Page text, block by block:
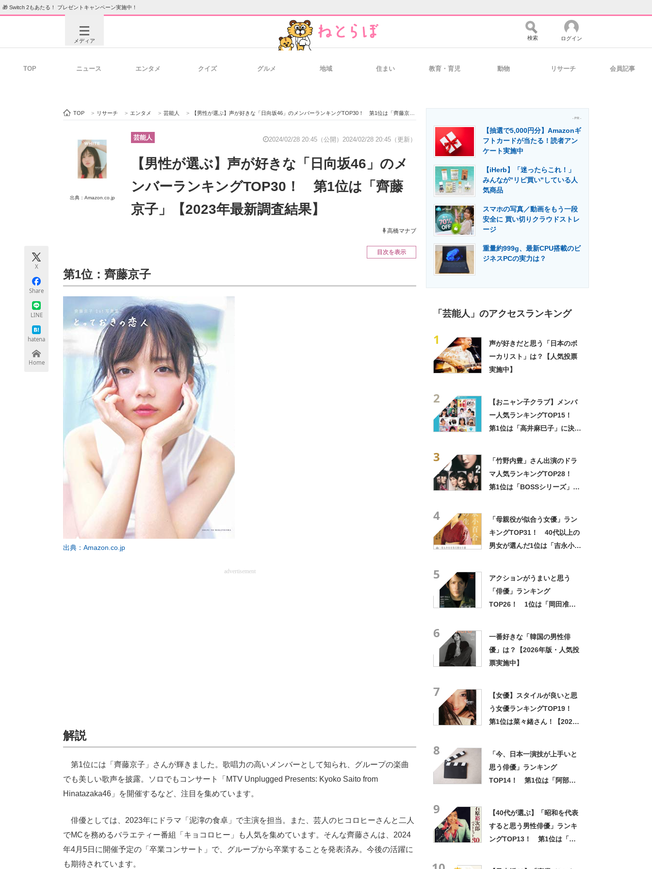
🎁 Switch 2もあたる！ プレゼントキャンペーン実施中！
メディア
ビジネスと働き方のヒント 経営リーダーのコミュニティ マーケ×ITの今がよく分かる
ITエンジニア向け専門サイト 製造業のIT導入・活用を支援
エネルギーの専門メディア 建設×テクノロジーの最前線
ちょっと気になるネットの話題
検索 ログイン
TOP ニュース エンタメ クイズ グルメ 地域 住まい 教育・育児 動物 リサーチ 会員記事
TOP > リサーチ > エンタメ > 芸能人 > 【男性が選ぶ】声が好きな「日向坂46」のメンバーランキングTOP30！ 第1位は「齊藤京子」【2023年最新調査結果】
出典：Amazon.co.jp
芸能人 2024/02/28 20:45（公開） 2024/02/28 20:45（更新）
【男性が選ぶ】声が好きな「日向坂46」のメ
ンバーランキングTOP30！ 第1位は「齊藤
京子」【2023年最新調査結果】
高橋マナブ
X
Share
LINE
hatena
Home
目次を表示
第1位：齊藤京子
出典：Amazon.co.jp
advertisement
解説
第1位には「齊藤京子」さんが輝きました。歌唱力の高いメンバーとして知られ、グループの楽曲
でも美しい歌声を披露。ソロでもコンサート「MTV Unplugged Presents: Kyoko Saito from
Hinatazaka46」を開催するなど、注目を集めています。
俳優としては、2023年にドラマ「泥濘の食卓」で主演を担当。また、芸人のヒコロヒーさんと二人
でMCを務めるバラエティー番組「キョコロヒー」も人気を集めています。そんな齊藤さんは、2024
年4月5日に開催予定の「卒業コンサート」で、グループから卒業することを発表済み。今後の活躍に
も期待されています。
- PR -
【抽選で5,000円分】Amazonギ
フトカードが当たる！読者アン
ケート実施中
【iHerb】「迷ったらこれ！」
みんなが"リピ買い"している人
気商品
スマホの写真／動画をもう一段
安全に 買い切りクラウドストレ
ージ
重量約999g、最新CPU搭載のビ
ジネスPCの実力は？
「芸能人」のアクセスランキング
1
声が好きだと思う「日本のボ
ーカリスト」は？【人気投票
実施中】
2
【おニャン子クラブ】メンバ
ー人気ランキングTOP15！
第1位は「高井麻巳子」に決
3
「竹野内豊」さん出演のドラ
マ人気ランキングTOP28！
第1位は「BOSSシリーズ」に
4
「母親役が似合う女優」ラン
キングTOP31！ 40代以上の
男女が選んだ1位は「吉永小百
5
アクションがうまいと思う
「俳優」ランキング
TOP26！ 1位は「岡田准
6
一番好きな「韓国の男性俳
優」は？【2026年版・人気投
票実施中】
7
【女優】スタイルが良いと思
う女優ランキングTOP19！
第1位は菜々緒さん！【2021
8
「今、日本一演技が上手いと
思う俳優」ランキング
TOP14！ 第1位は「阿部
9
【40代が選ぶ】「昭和を代表
すると思う男性俳優」ランキ
ングTOP13！ 第1位は「石